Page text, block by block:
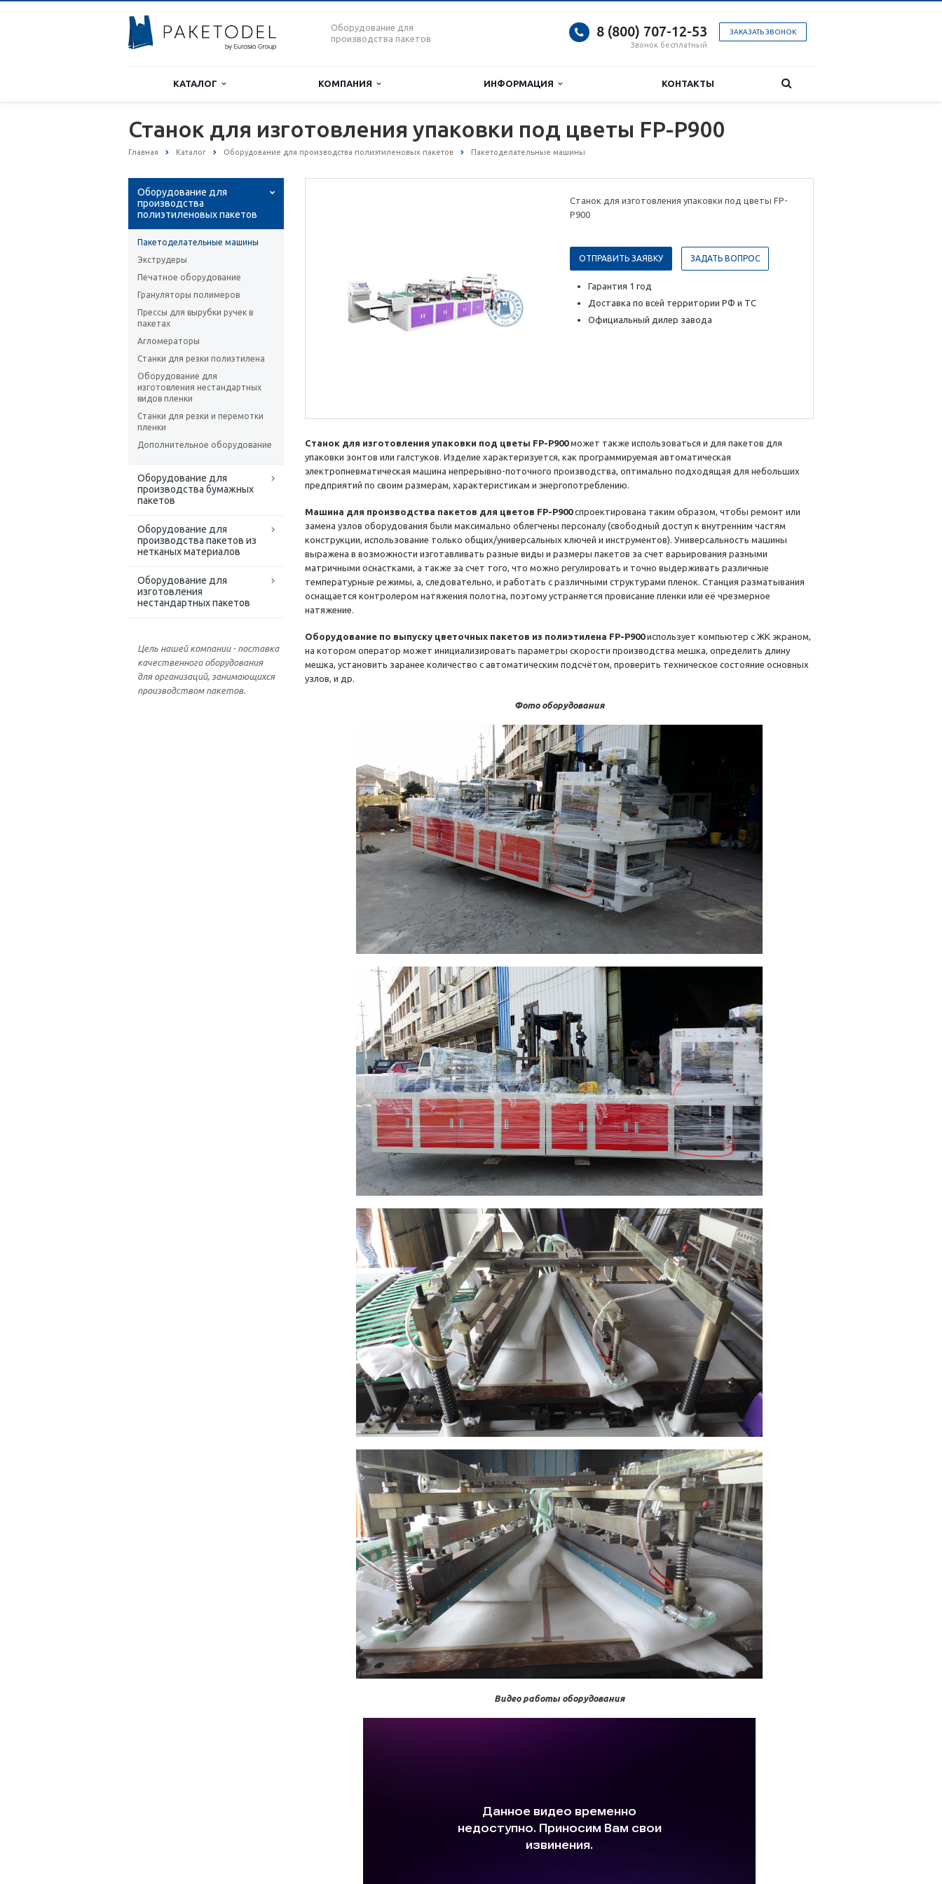
Оборудование для
производства пакетов
ЗАКАЗАТЬ ЗВОНОК
8 (800) 707-12-53
Звонок бесплатный
КАТАЛОГ КОМПАНИЯ ИНФОРМАЦИЯ КОНТАКТЫ
Станок для изготовления упаковки под цветы FP-P900
Главная Каталог Оборудование для производства полиэтиленовых пакетов Пакетоделательные машины
Оборудование для
производства
полиэтиленовых пакетов
Пакетоделательные машины
Экструдеры
Печатное оборудование
Грануляторы полимеров
Прессы для вырубки ручек в
пакетах
Агломераторы
Станки для резки полиэтилена
Оборудование для
изготовления нестандартных
видов пленки
Станки для резки и перемотки
пленки
Дополнительное оборудование
Оборудование для
производства бумажных
пакетов
Оборудование для
производства пакетов из
нетканых материалов
Оборудование для
изготовления
нестандартных пакетов
Цель нашей компании - поставка
качественного оборудования
для организаций, занимающихся
производством пакетов.
Станок для изготовления упаковки под цветы FP-
P900
ОТПРАВИТЬ ЗАЯВКУ ЗАДАТЬ ВОПРОС
Гарантия 1 год
Доставка по всей территории РФ и ТС
Официальный дилер завода
Станок для изготовления упаковки под цветы FP-P900может также использоваться и для пакетов для
упаковки зонтов или галстуков. Изделие характеризуется, как программируемая автоматическая
электропневматическая машина непрерывно-поточного производства, оптимально подходящая для небольших
предприятий по своим размерам, характеристикам и энергопотреблению.
Машина для производства пакетов для цветов FP-P900спроектирована таким образом, чтобы ремонт или
замена узлов оборудования были максимально облегчены персоналу (свободный доступ к внутренним частям
конструкции, использование только общих/универсальных ключей и инструментов). Универсальность машины
выражена в возможности изготавливать разные виды и размеры пакетов за счет варьирования разными
матричными оснастками, а также за счет того, что можно регулировать и точно выдерживать различные
температурные режимы, а, следовательно, и работать с различными структурами пленок. Станция разматывания
оснащается контролером натяжения полотна, поэтому устраняется провисание пленки или её чрезмерное
натяжение.
Оборудование по выпуску цветочных пакетов из полиэтилена FP-P900использует компьютер с ЖК экраном,
на котором оператор может инициализировать параметры скорости производства мешка, определить длину
мешка, установить заранее количество с автоматическим подсчётом, проверить техническое состояние основных
узлов, и др.
Фото оборудования
Видео работы оборудования